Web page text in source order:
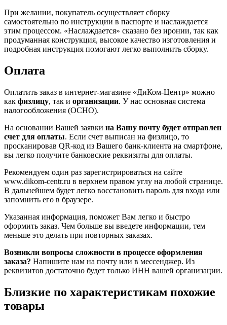
При желании, покупатель осуществляет сборку
самостоятельно по инструкции в паспорте и наслаждается
этим процессом. «Наслаждается» сказано без иронии, так как
продуманная конструкция, высокое качество изготовления и
подробная инструкция помогают легко выполнить сборку.
Оплата
Оплатить заказ в интернет-магазине «ДиКом-Центр» можно
как физлицу, так и организации. У нас основная система
налогообложения (ОСНО).
На основании Вашей заявки на Вашу почту будет отправлен
счет для оплаты. Если счет выписан на физлицо, то
просканировав QR-код из Вашего банк-клиента на смартфоне,
вы легко получите банковские реквизиты для оплаты.
Рекомендуем один раз зарегистрироваться на сайте
www.dikom-centr.ru в верхнем правом углу на любой странице.
В дальнейшем будет легко восстановить пароль для входа или
запомнить его в браузере.
Указанная информация, поможет Вам легко и быстро
оформить заказ. Чем больше вы введете информации, тем
меньше это делать при повторных заказах.
Возникли вопросы сложности в процессе оформления
заказа? Напишите нам на почту или в мессенджер. Из
реквизитов достаточно будет только ИНН вашей организации.
Близкие по характеристикам похожие
товары